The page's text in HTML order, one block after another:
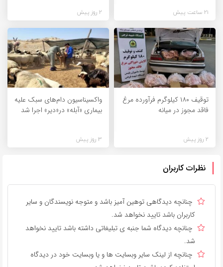
21 ساعت پیش 2 روز پیش
توقیف ۱۸۰ کیلوگرم فرآورده مرغ
فاقد مجوز در میانه
2 روز پیش
واکسیناسیون دام‌های سبک علیه
بیماری «آبله» در«دیر» اجرا شد
3 روز پیش
نظرات کاربران
چنانچه دیدگاهی توهین آمیز باشد و متوجه نویسندگان و سایر
کاربران باشد تایید نخواهد شد.
چنانچه دیدگاه شما جنبه ی تبلیغاتی داشته باشد تایید نخواهد
شد.
چنانچه از لینک سایر وبسایت ها و یا وبسایت خود در دیدگاه